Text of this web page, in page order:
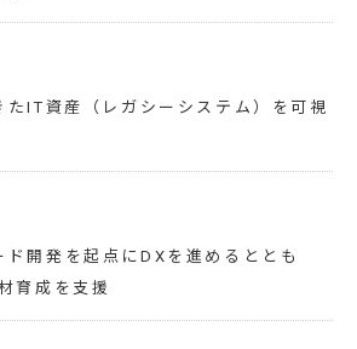
たIT資産（レガシーシステム）を可視
ド開発を起点にDXを進めるととも
育成を支援